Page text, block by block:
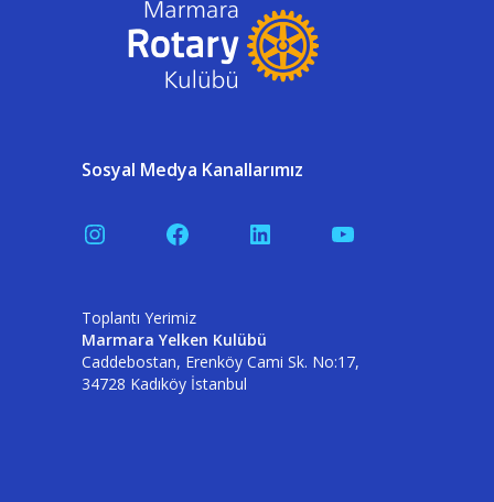
Sosyal Medya Kanallarımız
InstagramFacebookLinkedInYouTube
Toplantı Yerimiz
Marmara Yelken Kulübü
Caddebostan, Erenköy Cami Sk. No:17,
34728 Kadıköy İstanbul